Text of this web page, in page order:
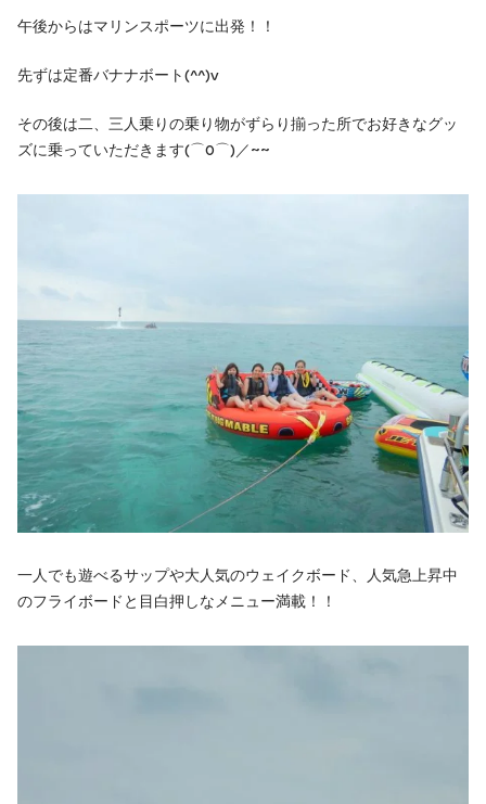
午後からはマリンスポーツに出発！！
先ずは定番バナナボート(^^)v
その後は二、三人乗りの乗り物がずらり揃った所でお好きなグッ
ズに乗っていただきます(⌒0⌒)／~~
一人でも遊べるサップや大人気のウェイクボード、人気急上昇中
のフライボードと目白押しなメニュー満載！！